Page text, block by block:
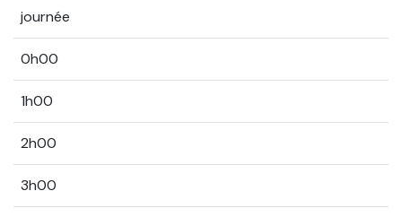
journée
0h00
1h00
2h00
3h00